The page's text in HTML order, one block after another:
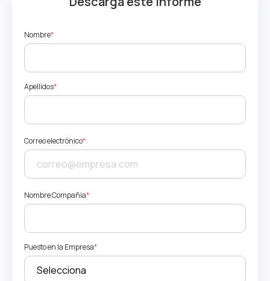
Nombre*
Apellidos*
Correo electrónico*
Nombre Compañia*
Puesto en la Empresa*